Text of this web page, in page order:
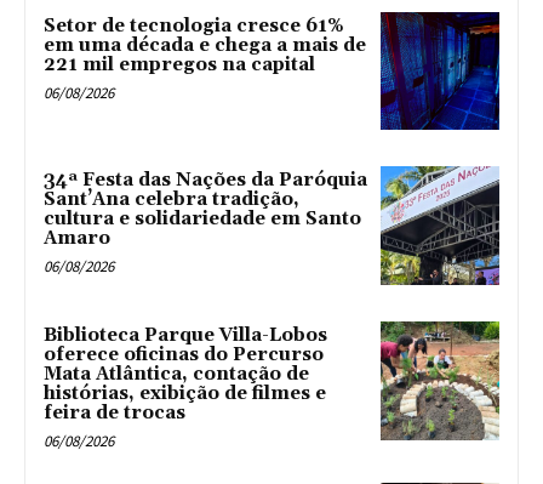
Setor de tecnologia cresce 61%
em uma década e chega a mais de
221 mil empregos na capital
06/08/2026
34ª Festa das Nações da Paróquia
Sant’Ana celebra tradição,
cultura e solidariedade em Santo
Amaro
06/08/2026
Biblioteca Parque Villa-Lobos
oferece oficinas do Percurso
Mata Atlântica, contação de
histórias, exibição de filmes e
feira de trocas
06/08/2026